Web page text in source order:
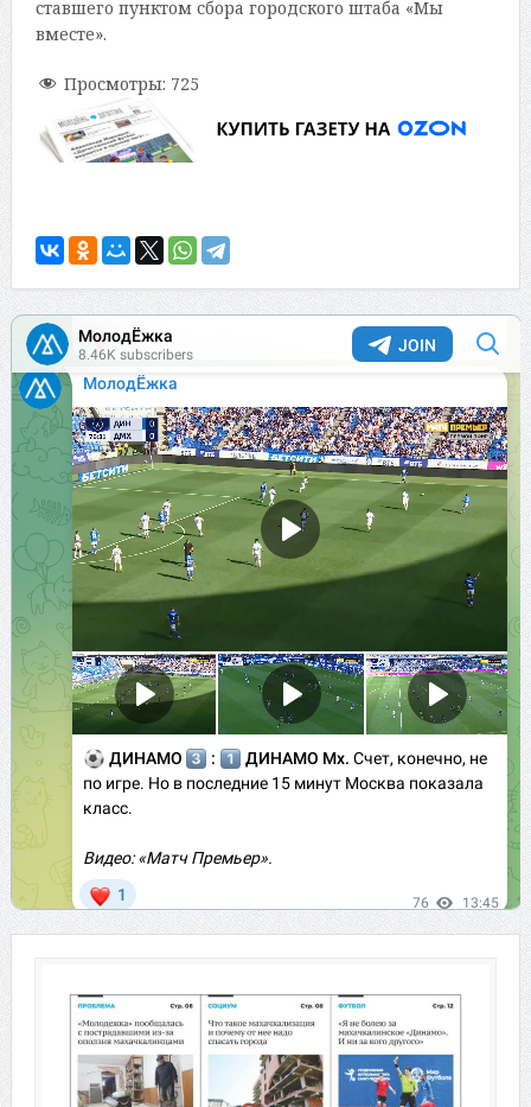
ставшего пунктом сбора городского штаба «Мы
вместе».
Просмотры: 725